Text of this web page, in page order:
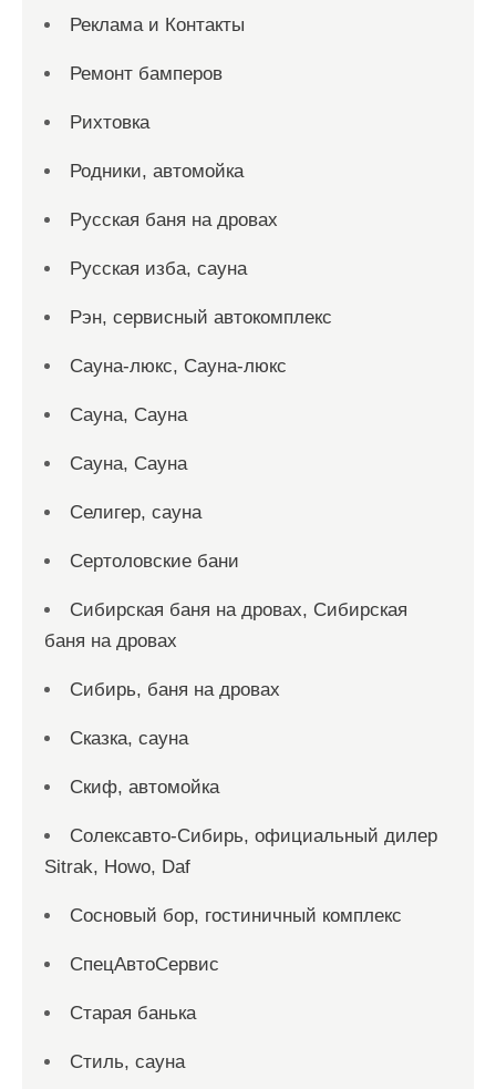
Реклама и Контакты
Ремонт бамперов
Рихтовка
Родники, автомойка
Русская баня на дровах
Русская изба, сауна
Рэн, сервисный автокомплекс
Сауна-люкс, Сауна-люкс
Сауна, Сауна
Сауна, Сауна
Селигер, сауна
Сертоловские бани
Сибирская баня на дровах, Сибирская
баня на дровах
Сибирь, баня на дровах
Сказка, сауна
Скиф, автомойка
Солексавто-Сибирь, официальный дилер
Sitrak, Howo, Daf
Сосновый бор, гостиничный комплекс
СпецАвтоСервис
Старая банька
Стиль, сауна